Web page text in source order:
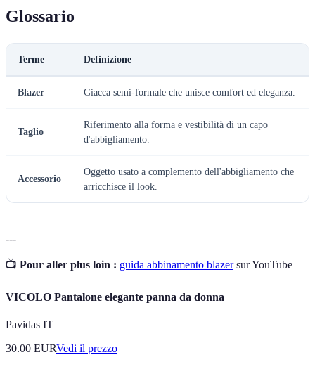
Glossario
Terme Definizione
Blazer Giacca semi-formale che unisce comfort ed eleganza.
Taglio
Riferimento alla forma e vestibilità di un capo
d'abbigliamento.
Accessorio
Oggetto usato a complemento dell'abbigliamento che
arricchisce il look.
---
📺 Pour aller plus loin : guida abbinamento blazersur YouTube
VICOLO Pantalone elegante panna da donna
Pavidas IT
30.00 EURVedi il prezzo